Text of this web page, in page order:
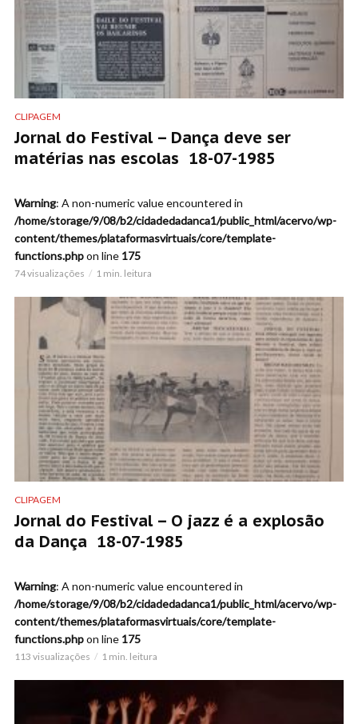
CLIPAGEM
Jornal do Festival – Dança deve ser
matérias nas escolas 18-07-1985
Warning: A non-numeric value encountered in
/home/storage/9/08/b2/cidadedadanca1/public_html/acervo/wp-
content/themes/plataformasvirtuais/core/template-
functions.phpon line 175
74 visualizações 1 min. leitura
CLIPAGEM
Jornal do Festival – O jazz é a explosão
da Dança 18-07-1985
Warning: A non-numeric value encountered in
/home/storage/9/08/b2/cidadedadanca1/public_html/acervo/wp-
content/themes/plataformasvirtuais/core/template-
functions.phpon line 175
113 visualizações 1 min. leitura